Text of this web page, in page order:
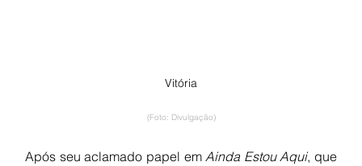
Vitória
(Foto: Divulgação)
Após seu aclamado papel em Ainda Estou Aqui, que